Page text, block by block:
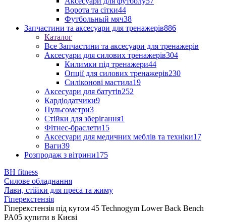
Ворота та сітки44
Футбольный мяч38
Запчастини та аксесуари для тренажерів886
Каталог
Все Запчастини та аксесуари для тренажерів
Аксесуари для силових тренажерів304
Килимки під тренажери44
Опції для силових тренажерів230
Силіконові мастила19
Аксесуари для батутів252
Кардіодатчики9
Пульсометри3
Стійки для зберігання1
Фітнес-браслети15
Аксесуари для медичних меблів та техніки17
Ваги39
Розпродаж з вітрини175
BH fitness
Силове обладнання
Лави, стійки для преса та жиму
Гіперекстензія
Гіперекстензія під кутом 45 Technogym Lower Back Bench
PA05 купити в Києві